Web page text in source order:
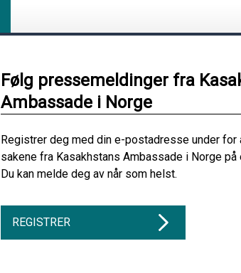
Følg pressemeldinger fra
Ambassade i Norge
Registrer deg med din e-postadresse under for
sakene fra Kasakhstans Ambassade i Norge
Du kan melde deg av når som helst.
REGISTRER